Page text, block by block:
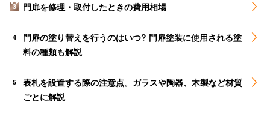
3 門扉を修理・取付したときの費用相場
4
門扉の塗り替えを行うのはいつ? 門扉塗装に使用される塗
料の種類も解説
5
表札を設置する際の注意点。ガラスや陶器、木製など材質
ごとに解説